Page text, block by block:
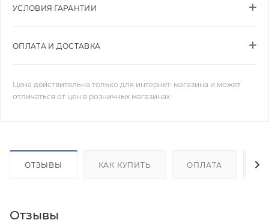
УСЛОВИЯ ГАРАНТИИ
ОПЛАТА И ДОСТАВКА
Цена действительна только для интернет-магазина и может
отличаться от цен в розничных магазинах
ОТЗЫВЫ КАК КУПИТЬ ОПЛАТА
Отзывы